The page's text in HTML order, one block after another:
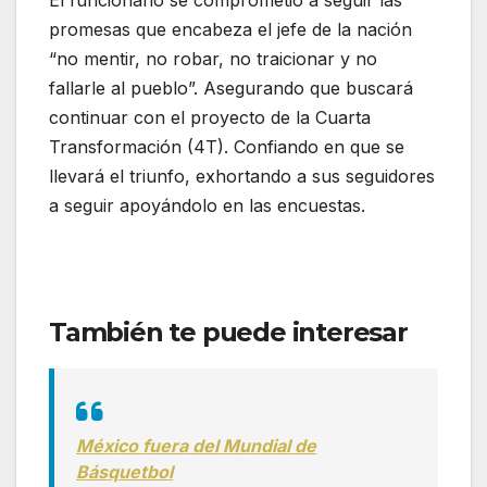
promesas que encabeza el jefe de la nación
“no mentir, no robar, no traicionar y no
fallarle al pueblo”. Asegurando que buscará
continuar con el proyecto de la Cuarta
Transformación (4T). Confiando en que se
llevará el triunfo, exhortando a sus seguidores
a seguir apoyándolo en las encuestas.
También te puede interesar
México fuera del Mundial de
Básquetbol